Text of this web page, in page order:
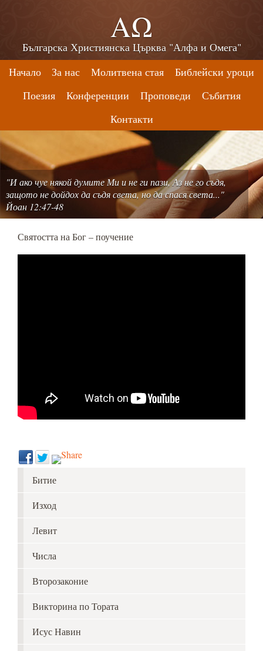
ΑΩ
Българска Християнска Църква "Алфа и Омега"
Начало
За нас Молитвена стая
Библейски уроци
Поезия
Конференции Проповеди
Събития
Контакти
"И ако чуе някой думите Ми и не ги пази, Аз не го съдя,
защото не дойдох да съдя света, но да спася света..."
Йоан 12:47-48
Святостта на Бог – поучение
Битие
Изход
Левит
Числа
Второзаконие
Викторина по Тората
Исус Навин